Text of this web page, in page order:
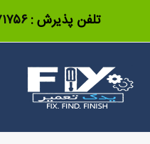
تلفن پذیرش :